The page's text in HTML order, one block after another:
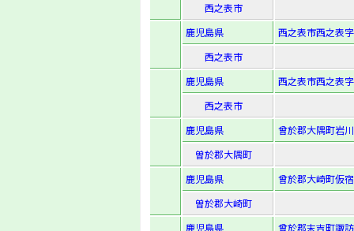
西之表市
鹿児島県
西之表市西之表
西之表市
鹿児島県
西之表市西之表
西之表市
鹿児島県
曾於郡大隅町岩
曽於郡大隅町
鹿児島県
曾於郡大崎町仮
曽於郡大崎町
鹿児島県
曾於郡末吉町諏